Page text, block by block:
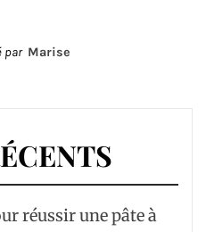
par Marise
réussir une pâte à